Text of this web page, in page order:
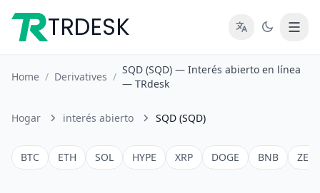
TRDESK
Home / Derivatives /
SQD (SQD) — Interés abierto en línea
— TRdesk
Hogar interés abierto SQD (SQD)
BTC ETH SOL HYPE XRP DOGE BNB ZEC